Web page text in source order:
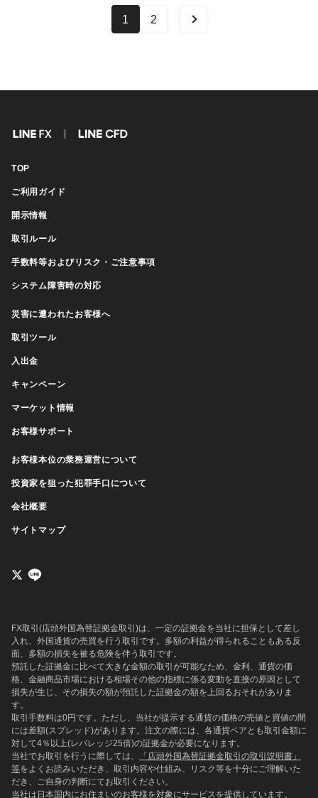
1 2
TOP
ご利用ガイド
開示情報
取引ルール
手数料等およびリスク・ご注意事項
システム障害時の対応
災害に遭われたお客様へ
取引ツール
入出金
キャンペーン
マーケット情報
お客様サポート
お客様本位の業務運営について
投資家を狙った犯罪手口について
会社概要
サイトマップ
FX取引(店頭外国為替証拠金取引)は、一定の証拠金を当社に担保として差し
入れ、外国通貨の売買を行う取引です。多額の利益が得られることもある反
面、多額の損失を被る危険を伴う取引です。
預託した証拠金に比べて大きな金額の取引が可能なため、金利、通貨の価
格、金融商品市場における相場その他の指標に係る変動を直接の原因として
損失が生じ、その損失の額が預託した証拠金の額を上回るおそれがありま
す。
取引手数料は0円です。ただし、当社が提示する通貨の価格の売値と買値の間
には差額(スプレッド)があります。注文の際には、各通貨ペアとも取引金額に
対して4％以上(レバレッジ25倍)の証拠金が必要になります。
当社でお取引を行うに際しては、
「店頭外国為替証拠金取引の取引説明書」
等をよくお読みいただき、取引内容や仕組み、リスク等を十分にご理解いた
だき、ご自身の判断にてお取引ください。
当社は日本国内にお住まいのお客様を対象にサービスを提供しています。